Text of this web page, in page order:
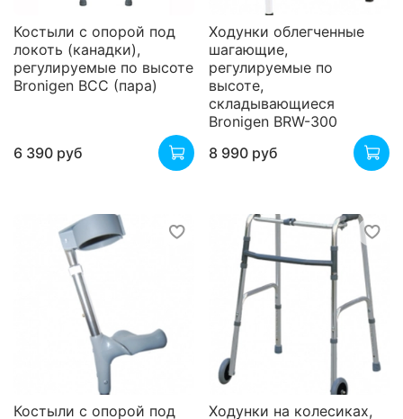
Костыли с опорой под
локоть (канадки),
регулируемые по высоте
Bronigen BCC (пара)
6 390 руб
Ходунки облегченные
шагающие,
регулируемые по
высоте,
складывающиеся
Bronigen BRW-300
8 990 руб
Костыли с опорой под Ходунки на колесиках,